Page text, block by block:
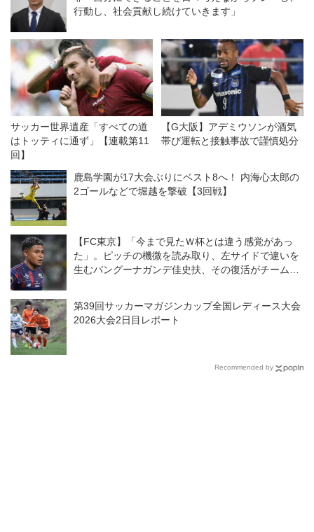
行動し、社会貢献し続けていきます」
サッカー世界遺産「すべての道
はトッティに通ず」【連載第11
回】
【G大阪】アデミウソンが酒気
帯び運転と接触事故で謹慎処分
鹿島学園が17大会ぶりにベスト8へ！ 内海心太郎の
2ゴールなどで堀越を撃破【3回戦】
【FC東京】「今まで見たＷ杯とは違う感覚があっ
た」。ピッチの機微を読み取り、左サイドで違いを
生むバングーナガンデ佳史扶、その復活がチームを
第39回サッカーマガジンカップ全国レディース大会
2026大会2日目レポート
Recommended by